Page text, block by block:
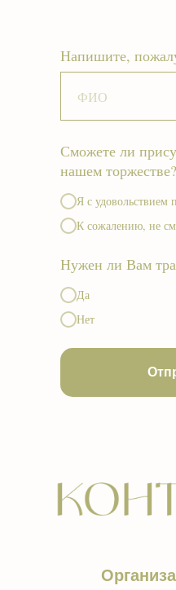
Напишите,
Сможете ли
нашем торжестве?
Я с удовольствием
К сожалению, не
Нужен ли Вам
Да
Нет